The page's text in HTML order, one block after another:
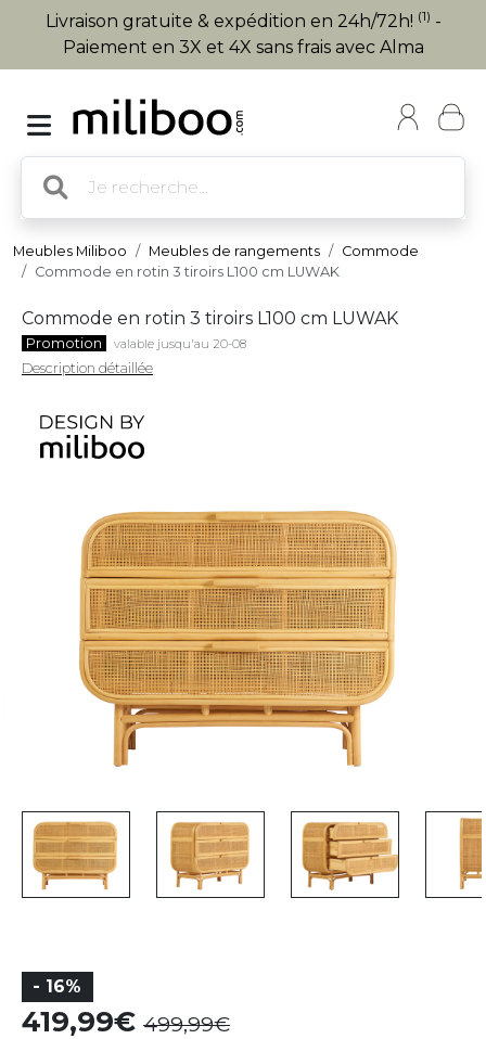
Livraison gratuite & expédition en 24h/72h! (1) -
Paiement en 3X et 4X sans frais avec Alma
Meubles Miliboo Meubles de rangements
Commode
Commode en rotin 3 tiroirs L100 cm LUWAK
Commode en rotin 3 tiroirs L100 cm LUWAK
Promotion valable jusqu'au 20-08
Description détaillée
- 16%
419,99 499,99